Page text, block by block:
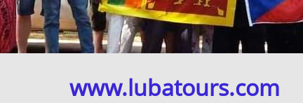
www.lubatours.com